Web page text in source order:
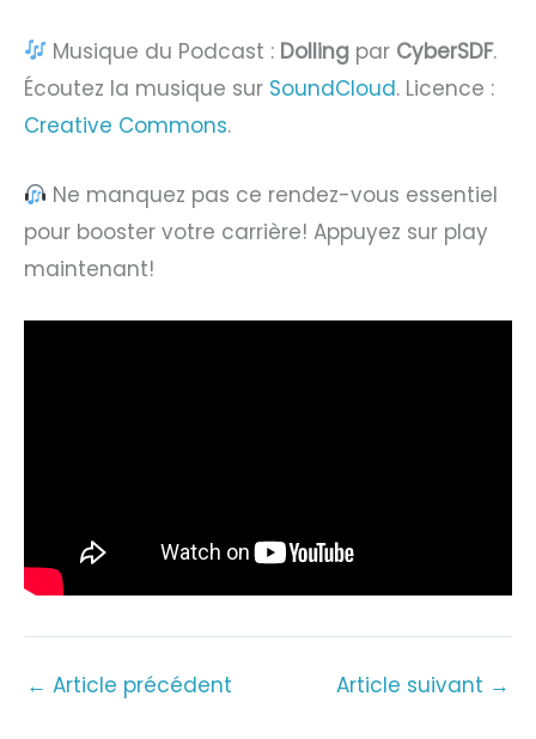
Musique du Podcast : Dolling par CyberSDF.
Écoutez la musique sur SoundCloud. Licence :
Creative Commons.
Ne manquez pas ce rendez-vous essentiel
pour booster votre carrière! Appuyez sur play
maintenant!
← Article précédent Article suivant →